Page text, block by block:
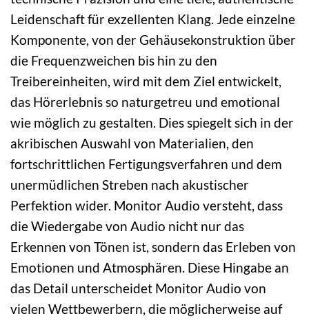
Leidenschaft für exzellenten Klang. Jede einzelne
Komponente, von der Gehäusekonstruktion über
die Frequenzweichen bis hin zu den
Treibereinheiten, wird mit dem Ziel entwickelt,
das Hörerlebnis so naturgetreu und emotional
wie möglich zu gestalten. Dies spiegelt sich in der
akribischen Auswahl von Materialien, den
fortschrittlichen Fertigungsverfahren und dem
unermüdlichen Streben nach akustischer
Perfektion wider. Monitor Audio versteht, dass
die Wiedergabe von Audio nicht nur das
Erkennen von Tönen ist, sondern das Erleben von
Emotionen und Atmosphären. Diese Hingabe an
das Detail unterscheidet Monitor Audio von
vielen Wettbewerbern, die möglicherweise auf